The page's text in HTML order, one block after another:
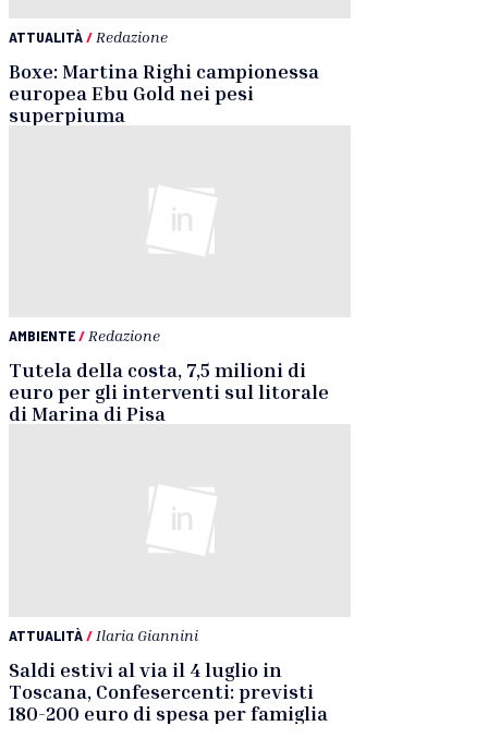
ATTUALITÀ/ Redazione
Boxe: Martina Righi campionessa
europea Ebu Gold nei pesi
superpiuma
AMBIENTE/ Redazione
Tutela della costa, 7,5 milioni di
euro per gli interventi sul litorale
di Marina di Pisa
ATTUALITÀ/ Ilaria Giannini
Saldi estivi al via il 4 luglio in
Toscana, Confesercenti: previsti
180-200 euro di spesa per famiglia